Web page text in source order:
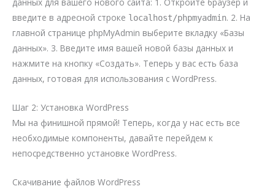
данных для вашего нового сайта: 1. Откройте браузер и
введите в адресной строке localhost/phpmyadmin. 2. На
главной странице phpMyAdmin выберите вкладку «Базы
данных». 3. Введите имя вашей новой базы данных и
нажмите на кнопку «Создать». Теперь у вас есть база
данных, готовая для использования с WordPress.
Шаг 2: Установка WordPress
Мы на финишной прямой! Теперь, когда у нас есть все
необходимые компоненты, давайте перейдем к
непосредственно установке WordPress.
Скачивание файлов WordPress